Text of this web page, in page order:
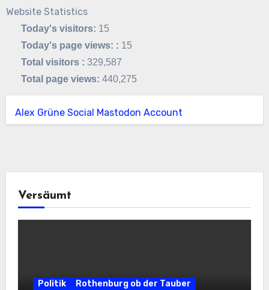
Website Statistics
Today's visitors: 15
Today's page views: : 15
Total visitors :329,587
Total page views:440,275
Alex Grüne Social Mastodon Account
Versäumt
Politik Rothenburg ob der Tauber